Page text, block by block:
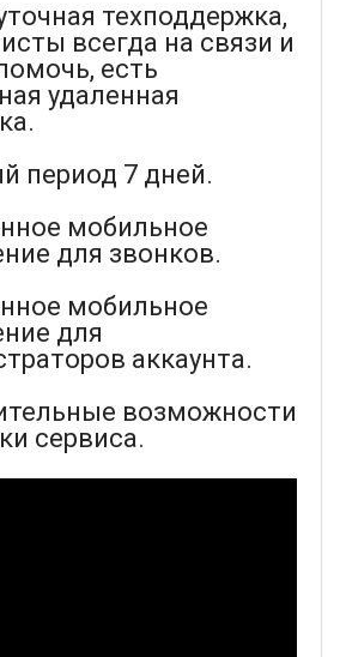
музыкальные мелодии
для абонентов во время
удержания вызовов.
техподдержка,
всегда на связи и
есть
удаленная
период 7 дней.
мобильное
для звонков.
мобильное
для
аккаунта.
возможности
сервиса.